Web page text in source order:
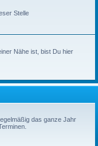
Stelle
Nähe ist, bist Du hier
das ganze Jahr